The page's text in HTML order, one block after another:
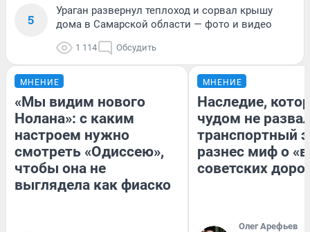
5
Ураган развернул теплоход и сорвал крышу
дома в Самарской области — фото и видео
1 114 Обсудить
МНЕНИЕ
«Мы видим нового
Нолана»: с каким
настроем нужно
смотреть «Одиссею»,
чтобы она не
выглядела как фиаско
МНЕНИЕ
Наследие,
чудом не
транспортный
разнес миф о
советских
Олег Арефьев